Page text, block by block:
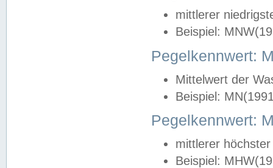
mittlerer
Beispiel:
Pegelkennwert:
Mittelwert der
Beispiel:
Pegelkennwert:
mittlerer
Beispiel: